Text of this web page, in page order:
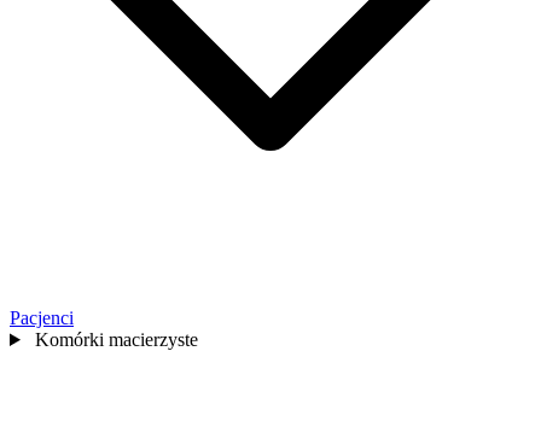
Pacjenci
Komórki macierzyste